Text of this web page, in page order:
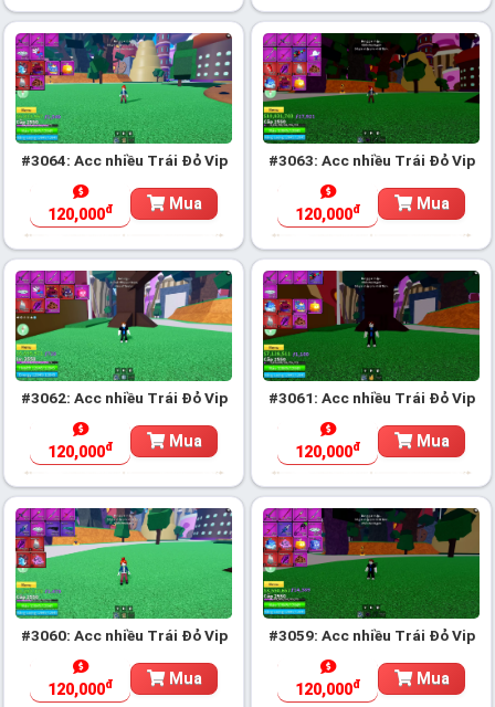
#3064: Acc nhiều Trái Đỏ Vip
120,000đ Mua
#3063: Acc nhiều Trái Đỏ Vip
120,000đ Mua
#3062: Acc nhiều Trái Đỏ Vip
120,000đ Mua
#3061: Acc nhiều Trái Đỏ Vip
120,000đ Mua
#3060: Acc nhiều Trái Đỏ Vip
120,000đ Mua
#3059: Acc nhiều Trái Đỏ Vip
120,000đ Mua